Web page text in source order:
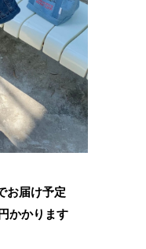
お届け予定
円かかります